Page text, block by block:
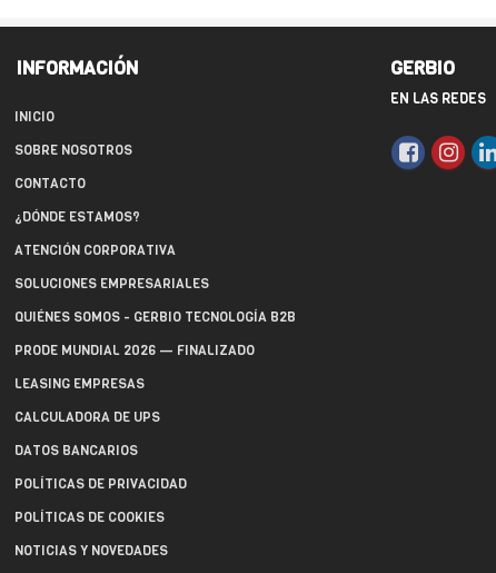
INFORMACIÓN
INICIO
SOBRE NOSOTROS
CONTACTO
¿DÓNDE ESTAMOS?
ATENCIÓN CORPORATIVA
SOLUCIONES EMPRESARIALES
QUIÉNES SOMOS - GERBIO TECNOLOGÍA B2B
PRODE MUNDIAL 2026 — FINALIZADO
LEASING EMPRESAS
CALCULADORA DE UPS
DATOS BANCARIOS
POLÍTICAS DE PRIVACIDAD
POLÍTICAS DE COOKIES
NOTICIAS Y NOVEDADES
GERBIO
EN LAS REDES